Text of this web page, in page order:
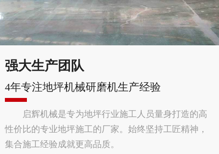
强大生产团队
4年专注地坪机械研磨机生产经验
启辉机械是专为地坪行业施工人员量身打造的高
性价比的专业地坪施工的厂家。始终坚持工匠精神，
集合施工经验成就更高品质。